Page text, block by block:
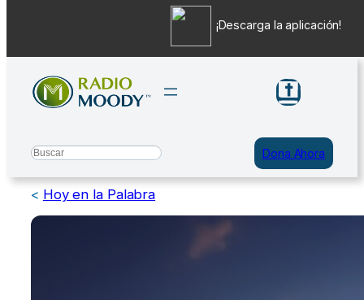
contenido
Search Dona Ahora
< Hoy en la Palabra
¡Descarga la aplicación!